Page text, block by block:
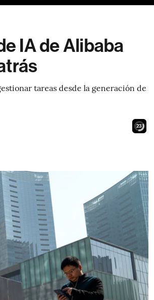
IA de Alibaba
tareas desde la generación de
21